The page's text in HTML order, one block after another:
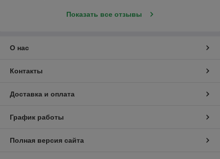
Показать все отзывы
О нас
Контакты
Доставка и оплата
График работы
Полная версия сайта